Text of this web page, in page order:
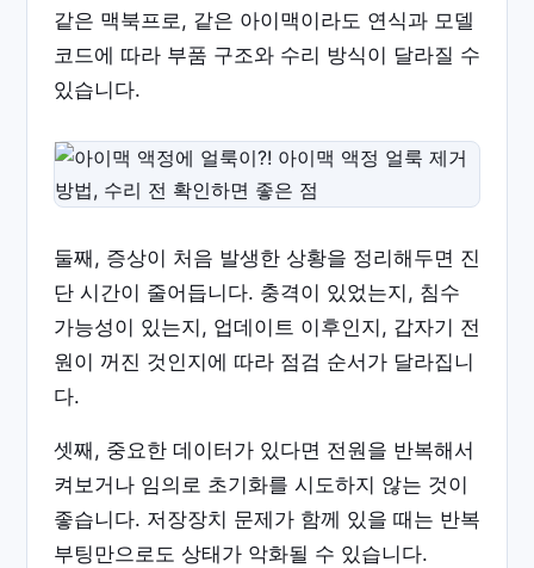
같은 맥북프로, 같은 아이맥이라도 연식과 모델
코드에 따라 부품 구조와 수리 방식이 달라질 수
있습니다.
둘째, 증상이 처음 발생한 상황을 정리해두면 진
단 시간이 줄어듭니다. 충격이 있었는지, 침수
가능성이 있는지, 업데이트 이후인지, 갑자기 전
원이 꺼진 것인지에 따라 점검 순서가 달라집니
다.
셋째, 중요한 데이터가 있다면 전원을 반복해서
켜보거나 임의로 초기화를 시도하지 않는 것이
좋습니다. 저장장치 문제가 함께 있을 때는 반복
부팅만으로도 상태가 악화될 수 있습니다.